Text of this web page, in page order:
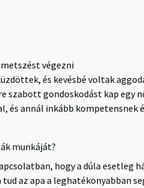
végezni
és kevésbé voltak
gondoskodást kap egy
és annál inkább
munkáját?
hogy a dúla
az apa a leghatékonyabban